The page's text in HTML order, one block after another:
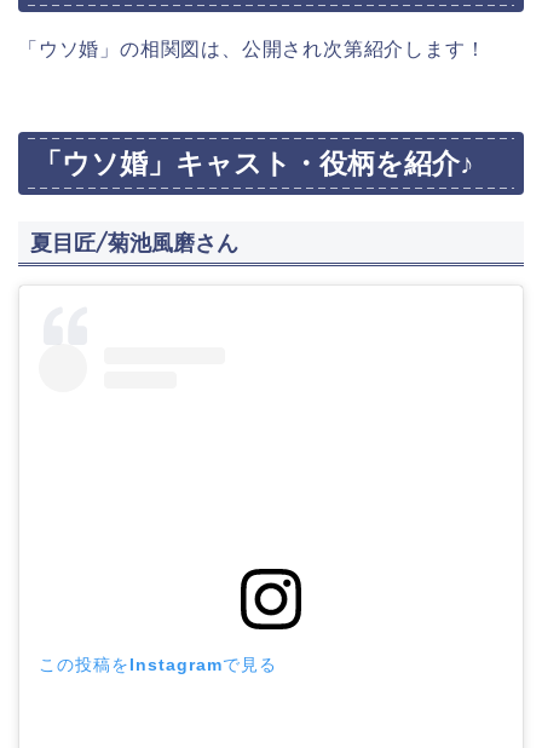
「ウソ婚」の相関図は、公開され次第紹介します！
「ウソ婚」キャスト・役柄を紹介♪
夏目匠/菊池風磨さん
この投稿をInstagramで見る